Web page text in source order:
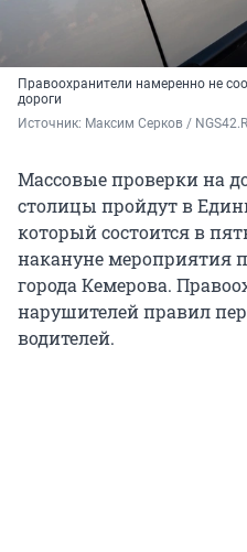
Правоохранители намеренно не
дороги
Источник: Максим Серков /
Массовые проверки на
столицы пройдут в
который состоится в
накануне мероприятия
города Кемерова.
нарушителей правил
водителей.